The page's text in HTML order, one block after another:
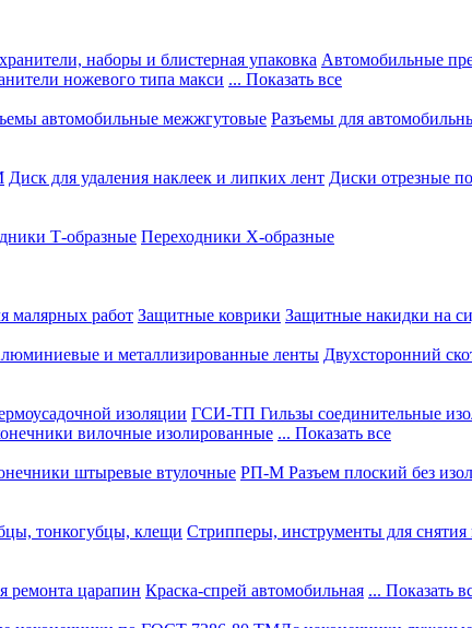
наборы и блистерная упаковка Автомобильные
ножевого типа макси ... Показать все
автомобильные межжгутовые Разъемы для
Диск для удаления наклеек и липких лент Диски отрезные
Т-образные Переходники Х-образные
малярных работ Защитные коврики Защитные накидки на
и металлизированные ленты Двухсторонний
изоляции ГСИ-ТП Гильзы соединительные
вилочные изолированные ... Показать все
штыревые втулочные РП-М Разъем плоский без
тонкогубцы, клещи Стрипперы, инструменты для снятия
ремонта царапин Краска-спрей автомобильная ... Показать